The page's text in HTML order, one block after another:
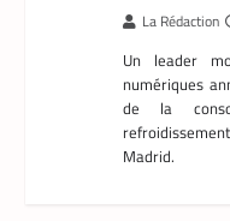
La Rédaction
Un leader
numériques
de la
Madrid.